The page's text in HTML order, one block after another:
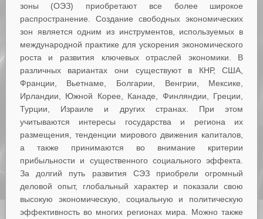
зоны (ОЭЗ) приобретают все более широкое
распространение. Создание свободных экономических
зон является одним из инструментов, используемых в
международной практике для ускорения экономического
роста и развития ключевых отраслей экономики. В
различных вариантах они существуют в КНР, США,
Франции, Вьетнаме, Болгарии, Венгрии, Мексике,
Ирландии, Южной Корее, Канаде, Финляндии, Греции,
Турции, Израиле и других странах. При этом
учитываются интересы государства и региона их
размещения, тенденции мирового движения капиталов,
а также принимаются во внимание критерии
прибыльности и существенного социального эффекта.
За долгий путь развития СЭЗ приобрели огромный
деловой опыт, глобальный характер и показали свою
высокую экономическую, социальную и политическую
эффективность во многих регионах мира. Можно также